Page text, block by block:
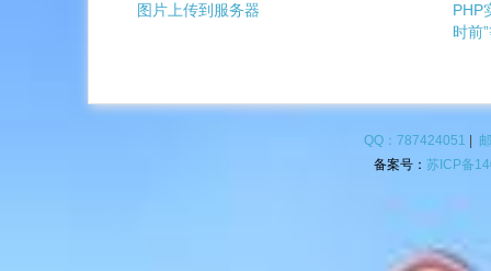
图片上传到服务器
PHP
时前
QQ：787424051
备案号： 苏ICP备